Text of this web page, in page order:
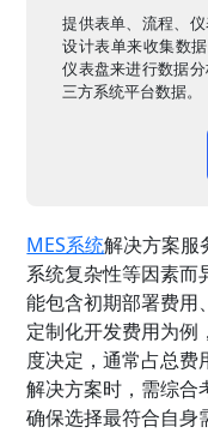
提供表单、流程、
设计表单来收集数
仪表盘来进行数据
三方系统平台数据。
MES系统解决方案服
系统复杂性等因素而
能包含初期部署费用
定制化开发费用为例
度决定，通常占总费
解决方案时，需综合
确保选择最符合自身